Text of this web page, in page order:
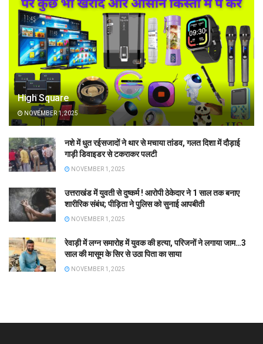
High Square
NOVEMBER 1, 2025
नशे में धुत रईसजादों ने थार से मचाया तांडव, गलत दिशा में दौड़ाई
गाड़ी डिवाइडर से टकराकर पलटी
NOVEMBER 1, 2025
उत्तराखंड में युवती से दुष्कर्म ! आरोपी ठेकेदार ने 1 साल तक बनाए
शारीरिक संबंध; पीड़िता ने पुलिस को सुनाई आपबीती
NOVEMBER 1, 2025
रेवाड़ी में लग्न समारोह में युवक की हत्या, परिजनों ने लगाया जाम…3
साल की मासूम के सिर से उठा पिता का साया
NOVEMBER 1, 2025